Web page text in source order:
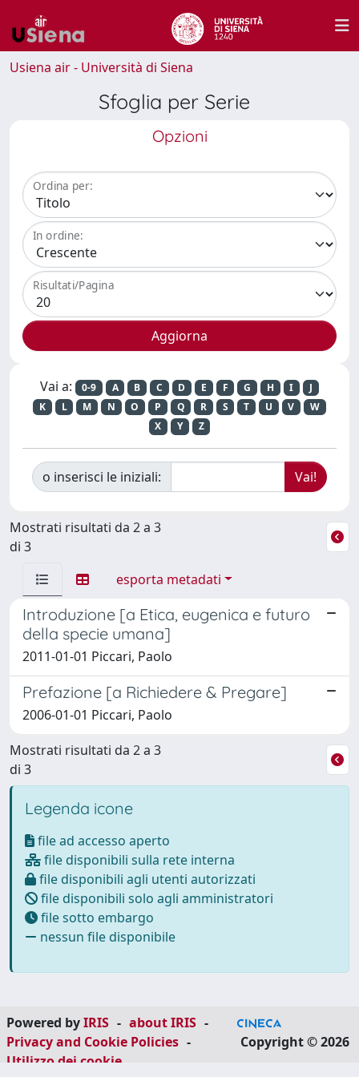
Usiena air - Università di Siena
Sfoglia per Serie
Opzioni
Ordina per:
In ordine:
Risultati/Pagina
Vai a: 0-9 A B C D E F G H I
J
K
L M N O P Q R S T U V
W
X
Y Z
o inserisci le iniziali:
Mostrati risultati da 2 a 3
di 3
esporta metadati
Introduzione [a Etica, eugenica e futuro
della specie umana]
2011-01-01 Piccari, Paolo
Prefazione [a Richiedere & Pregare]
2006-01-01 Piccari, Paolo
Mostrati risultati da 2 a 3
di 3
Legenda icone
file ad accesso aperto
file disponibili sulla rete interna
file disponibili agli utenti autorizzati
file disponibili solo agli amministratori
file sotto embargo
nessun file disponibile
Powered byIRIS - about IRIS -
Privacy and Cookie Policies -
Utilizzo dei cookie
Copyright © 2026